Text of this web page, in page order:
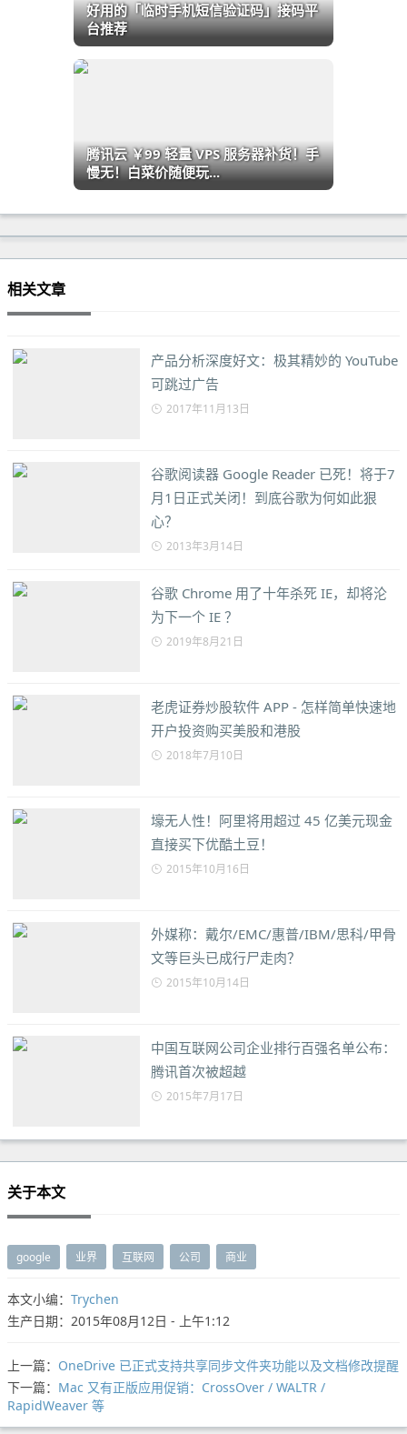
好用的「临时手机短信验证码」接码平
台推荐
腾讯云 ￥99 轻量 VPS 服务器补货！手
慢无！白菜价随便玩...
相关文章
产品分析深度好文：极其精妙的 YouTube
可跳过广告
2017年11月13日
谷歌阅读器 Google Reader 已死！将于7
月1日正式关闭！到底谷歌为何如此狠
心？
2013年3月14日
谷歌 Chrome 用了十年杀死 IE，却将沦
为下一个 IE ？
2019年8月21日
老虎证券炒股软件 APP - 怎样简单快速地
开户投资购买美股和港股
2018年7月10日
壕无人性！阿里将用超过 45 亿美元现金
直接买下优酷土豆！
2015年10月16日
外媒称：戴尔/EMC/惠普/IBM/思科/甲骨
文等巨头已成行尸走肉？
2015年10月14日
中国互联网公司企业排行百强名单公布：
腾讯首次被超越
2015年7月17日
关于本文
google 业界 互联网 公司 商业
本文小编： Trychen
生产日期：2015年08月12日 - 上午1:12
上一篇： OneDrive 已正式支持共享同步文件夹功能以及文档修改提醒
下一篇： Mac 又有正版应用促销：CrossOver / WALTR /
RapidWeaver 等